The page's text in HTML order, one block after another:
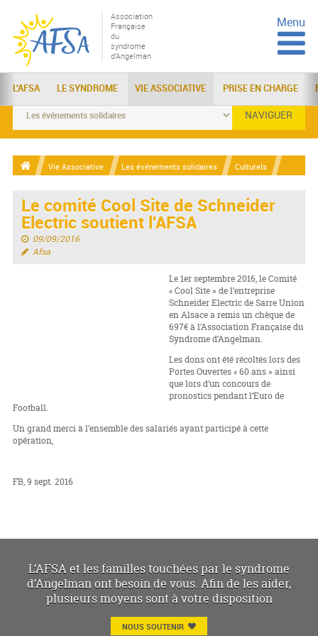
Association
Française
du
syndrome
d'Angelman
Menu
L'AFSA LE SYNDROME VIE ASSOCIATIVE PRISE EN CHARGE
NAVIGUER
Vie Associative Les événements solidaires Culturels
Le comité Cool Site de Schneider
Electric soutient l'AFSA
09/09/2016
Afsa
Le 1er septembre 2016, le Comité
« Cool Site » de l’entreprise
Schneider Electric de Sarre Union
en Alsace a remis un chèque de
697€ à l’Association Française du
Syndrome d’Angelman.
Les dons ont été récoltés lors des
Portes Ouvertes « 60 ans » ainsi
que lors d’un concours de
pronostics pendant l’Euro de
Football.
Un grand merci à l’ensemble des salariés ayant participé à cette
opération,
FB, 9 sept. 2016
L’AFSA et les familles touchées par le syndrome
d’Angelman ont besoin de vous. Afin de les aider,
plusieurs moyens sont à votre disposition
NOUS SOUTENIR